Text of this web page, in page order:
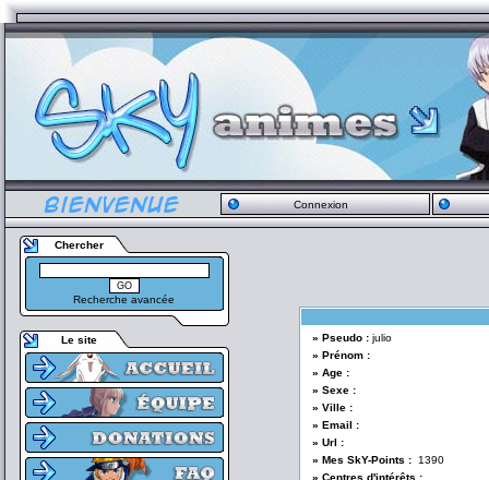
Connexion
Chercher
Recherche avancée
Le site » Pseudo : julio
» Prénom :
» Age :
» Sexe :
» Ville :
» Email :
» Url :
» Mes SkY-Points :
1390
» Centres d'intérêts :